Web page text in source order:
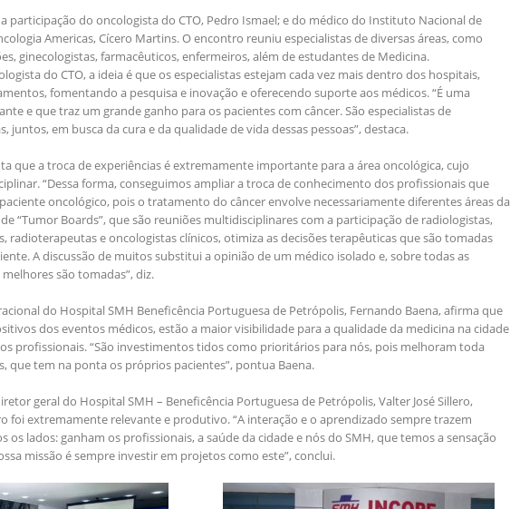
participação do oncologista do CTO, Pedro Ismael; e do médico do Instituto Nacional de
Americas, Cícero Martins. O encontro reuniu especialistas de diversas áreas, como
ginecologistas, farmacêuticos, enfermeiros, além de estudantes de Medicina.
do CTO, a ideia é que os especialistas estejam cada vez mais dentro dos hospitais,
fomentando a pesquisa e inovação e oferecendo suporte aos médicos. “É uma
e que traz um grande ganho para os pacientes com câncer. São especialistas de
juntos, em busca da cura e da qualidade de vida dessas pessoas”, destaca.
que a troca de experiências é extremamente importante para a área oncológica, cujo
“Dessa forma, conseguimos ampliar a troca de conhecimento dos profissionais que
oncológico, pois o tratamento do câncer envolve necessariamente diferentes áreas da
“Tumor Boards”, que são reuniões multidisciplinares com a participação de radiologistas,
radioterapeutas e oncologistas clínicos, otimiza as decisões terapêuticas que são tomadas
A discussão de muitos substitui a opinião de um médico isolado e, sobre todas as
são tomadas”, diz.
do Hospital SMH Beneficência Portuguesa de Petrópolis, Fernando Baena, afirma que
dos eventos médicos, estão a maior visibilidade para a qualidade da medicina na cidade
profissionais. “São investimentos tidos como prioritários para nós, pois melhoram toda
que tem na ponta os próprios pacientes”, pontua Baena.
geral do Hospital SMH – Beneficência Portuguesa de Petrópolis, Valter José Sillero,
foi extremamente relevante e produtivo. “A interação e o aprendizado sempre trazem
os lados: ganham os profissionais, a saúde da cidade e nós do SMH, que temos a sensação
missão é sempre investir em projetos como este”, conclui.